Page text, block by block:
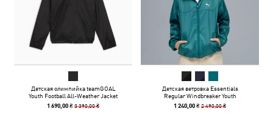
Детская олимпийка teamGOAL
Youth Football All-Weather Jacket
1 690,00 ₴3 390,00 ₴
Детская ветровка Essentials
Regular Windbreaker Youth
1 240,00 ₴2 490,00 ₴